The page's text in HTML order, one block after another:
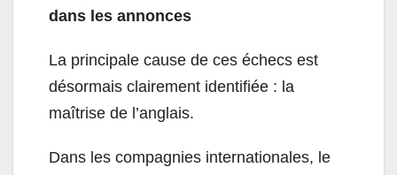
dans les annonces
La principale cause de ces échecs est
désormais clairement identifiée : la
maîtrise de l’anglais.
Dans les compagnies internationales, le